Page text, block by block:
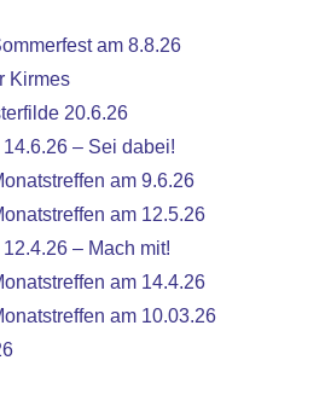
am 8.8.26
Kirmes
20.6.26
– Sei dabei!
am 9.6.26
am 12.5.26
– Mach mit!
am 14.4.26
am 10.03.26